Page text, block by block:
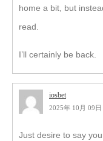
home a bit, but
read.
I’ll certainly be back.
iosbet
2025年 10月 09日
Just desire to say